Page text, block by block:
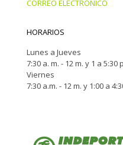
CORREO ELECTRÓNICO
HORARIOS
Lunes a Jueves
7:30 a. m. - 12 m. y 1 a 5:30
Viernes
7:30 a.m. - 12 m. y 1:00 a